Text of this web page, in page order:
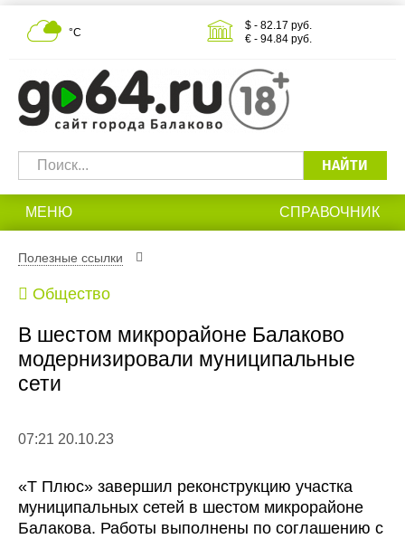
°С
$ - 82.17 руб.
€ - 94.84 руб.
НАЙТИ
МЕНЮ СПРАВОЧНИК
Полезные ссылки
Общество
В шестом микрорайоне Балаково
модернизировали муниципальные
сети
07:21 20.10.23
«Т Плюс» завершил реконструкцию участка
муниципальных сетей в шестом микрорайоне
Балакова. Работы выполнены по соглашению с